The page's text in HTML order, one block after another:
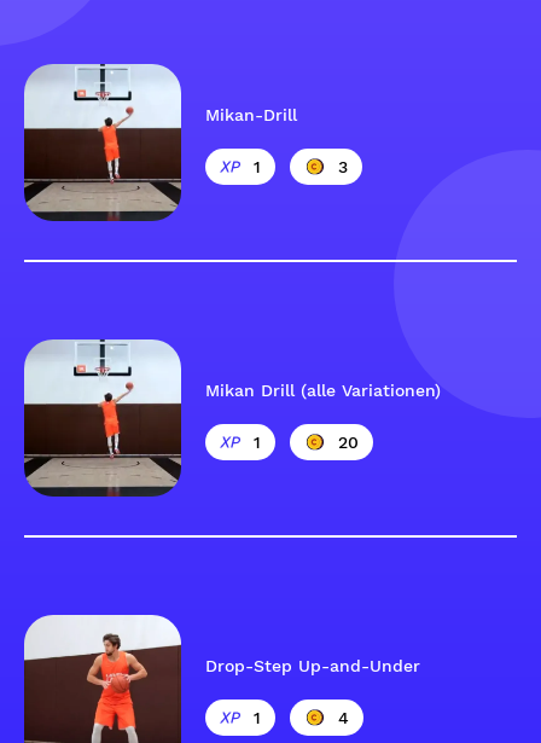
Mikan-Drill
1 3
Mikan Drill (alle Variationen)
1 20
Drop-Step Up-and-Under
1 4